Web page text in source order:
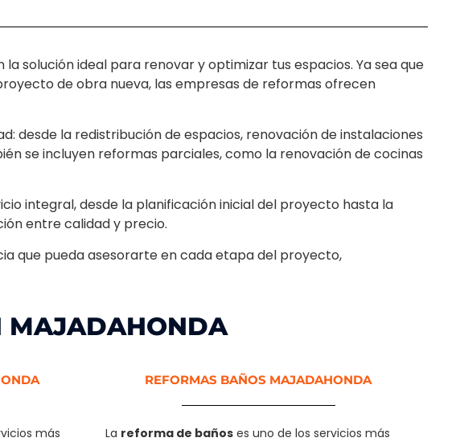
solución ideal para renovar y optimizar tus espacios. Ya sea que
de obra nueva, las empresas de reformas ofrecen
desde la redistribución de espacios, renovación de instalaciones
se incluyen reformas parciales, como la renovación de cocinas
integral, desde la planificación inicial del proyecto hasta la
entre calidad y precio.
que pueda asesorarte en cada etapa del proyecto,
MAJADAHONDA
más
REFORMAS BAÑOS MAJADAHONDA
La reforma de bañoses uno de los servicios más